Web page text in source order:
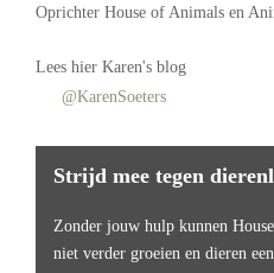
Oprichter House of Animals en
Lees hier Karen's blog
@KarenSoeters
Strijd mee tegen
Zonder jouw hulp kunnen
niet verder groeien en dieren